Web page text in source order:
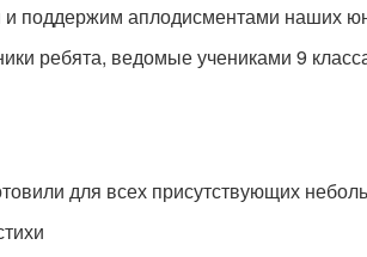
и поддержим аплодисментами наших
ребята, ведомые учениками 9
для всех присутствующих